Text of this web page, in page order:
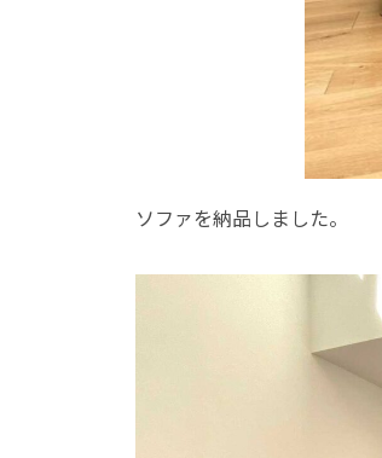
ソファを納品しました。